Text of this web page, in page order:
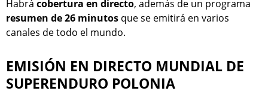
Habrá cobertura en directo, además de un programa
resumen de 26 minutos que se emitirá en varios
canales de todo el mundo.
EMISIÓN EN DIRECTO MUNDIAL DE
SUPERENDURO POLONIA